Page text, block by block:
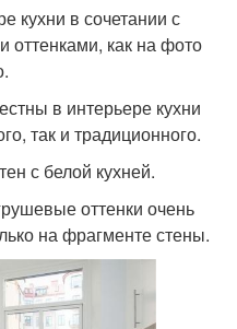
кухни в сочетании с
как на фото
в интерьере кухни
так и традиционного.
с белой кухней.
оттенки очень
на фрагменте стены.